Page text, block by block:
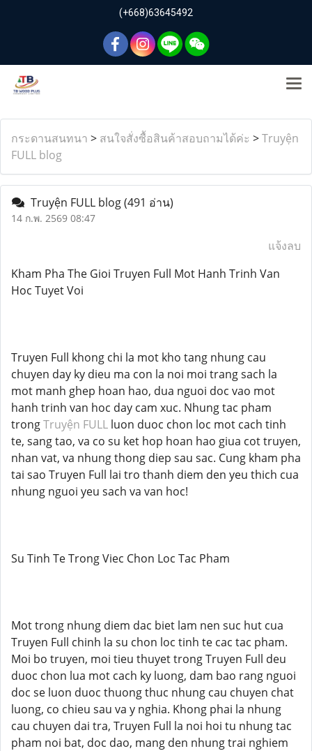
(+668)63645492
กระดานสนทนา > สนใจสั่งซื้อสินค้าสอบถามได้ค่ะ >Truyện
FULL blog
Truyện FULL blog(491 อ่าน)
14 ก.พ. 2569 08:47
แจ้งลบ
Kham Pha The Gioi Truyen Full Mot Hanh Trinh Van
Hoc Tuyet Voi
Truyen Full khong chi la mot kho tang nhung cau
chuyen day ky dieu ma con la noi moi trang sach la
mot manh ghep hoan hao, dua nguoi doc vao mot
hanh trinh van hoc day cam xuc. Nhung tac pham
trongTruyện FULL luon duoc chon loc mot cach tinh
te, sang tao, va co su ket hop hoan hao giua cot truyen,
nhan vat, va nhung thong diep sau sac. Cung kham pha
tai sao Truyen Full lai tro thanh diem den yeu thich cua
nhung nguoi yeu sach va van hoc!
Su Tinh Te Trong Viec Chon Loc Tac Pham
Mot trong nhung diem dac biet lam nen suc hut cua
Truyen Full chinh la su chon loc tinh te cac tac pham.
Moi bo truyen, moi tieu thuyet trong Truyen Full deu
duoc chon lua mot cach ky luong, dam bao rang nguoi
doc se luon duoc thuong thuc nhung cau chuyen chat
luong, co chieu sau va y nghia. Khong phai la nhung
cau chuyen dai tra, Truyen Full la noi hoi tu nhung tac
pham noi bat, doc dao, mang den nhung trai nghiem